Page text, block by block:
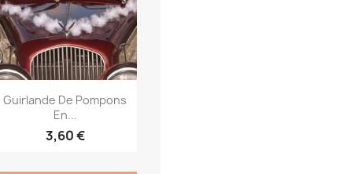
Aperçu rapide
Guirlande De Pompons
En...
3,60 €